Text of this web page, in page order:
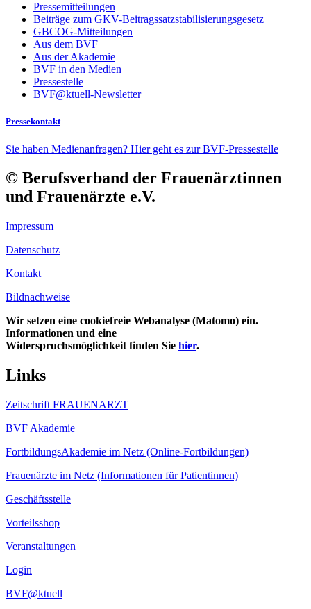
Pressemitteilungen
Beiträge zum GKV-Beitragssatzstabilisierungsgesetz
GBCOG-Mitteilungen
Aus dem BVF
Aus der Akademie
BVF in den Medien
Pressestelle
BVF@ktuell-Newsletter
Pressekontakt
Sie haben Medienanfragen? Hier geht es zur BVF-Pressestelle
© Berufsverband der Frauenärztinnen
und Frauenärzte e.V.
Impressum
Datenschutz
Kontakt
Bildnachweise
Wir setzen eine cookiefreie Webanalyse (Matomo) ein.
Informationen und eine
Widerspruchsmöglichkeit finden Sie hier.
Links
Zeitschrift FRAUENARZT
BVF Akademie
FortbildungsAkademie im Netz (Online-Fortbildungen)
Frauenärzte im Netz (Informationen für Patientinnen)
Geschäftsstelle
Vorteilsshop
Veranstaltungen
Login
BVF@ktuell